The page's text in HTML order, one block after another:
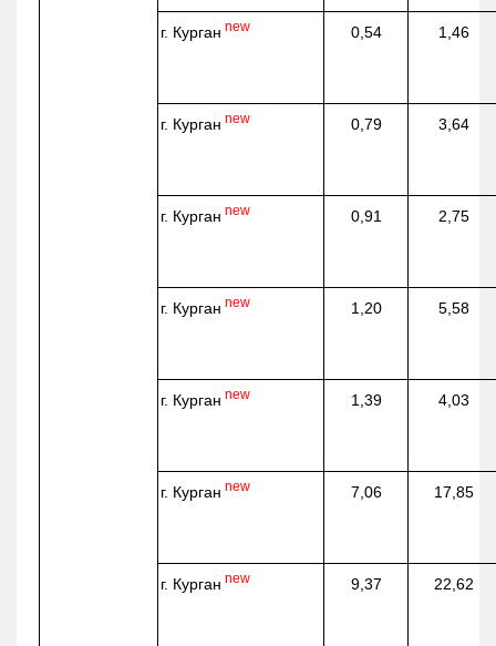
г. Курган new 0,54 1,46
г. Курган new 0,79 3,64
г. Курган new 0,91 2,75
г. Курган new 1,20 5,58
г. Курган new 1,39 4,03
г. Курган new 7,06 17,85
г. Курган new 9,37 22,62